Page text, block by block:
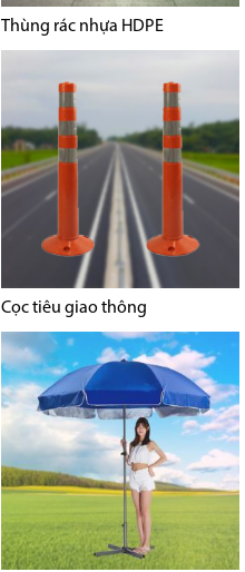
Thùng rác nhựa HDPE
Cọc tiêu giao thông